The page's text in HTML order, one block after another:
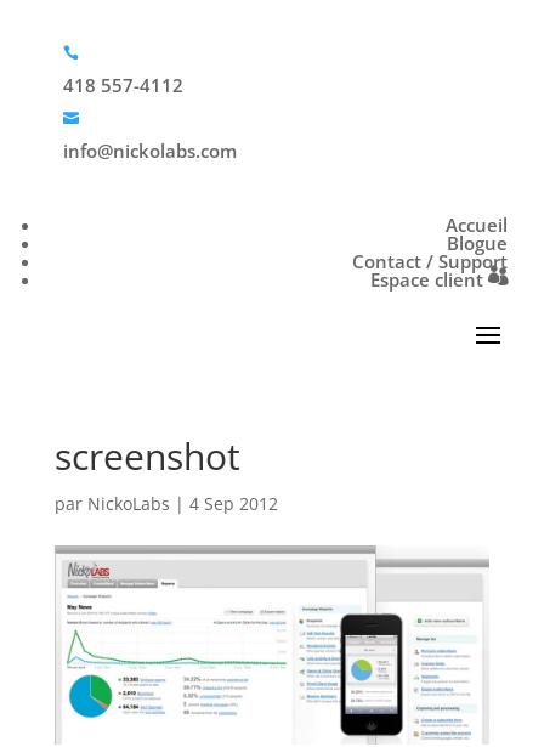

418 557-4112

info@nickolabs.com
Accueil
Blogue
Contact / Support
Espace client
screenshot
par NickoLabs | 4 Sep 2012